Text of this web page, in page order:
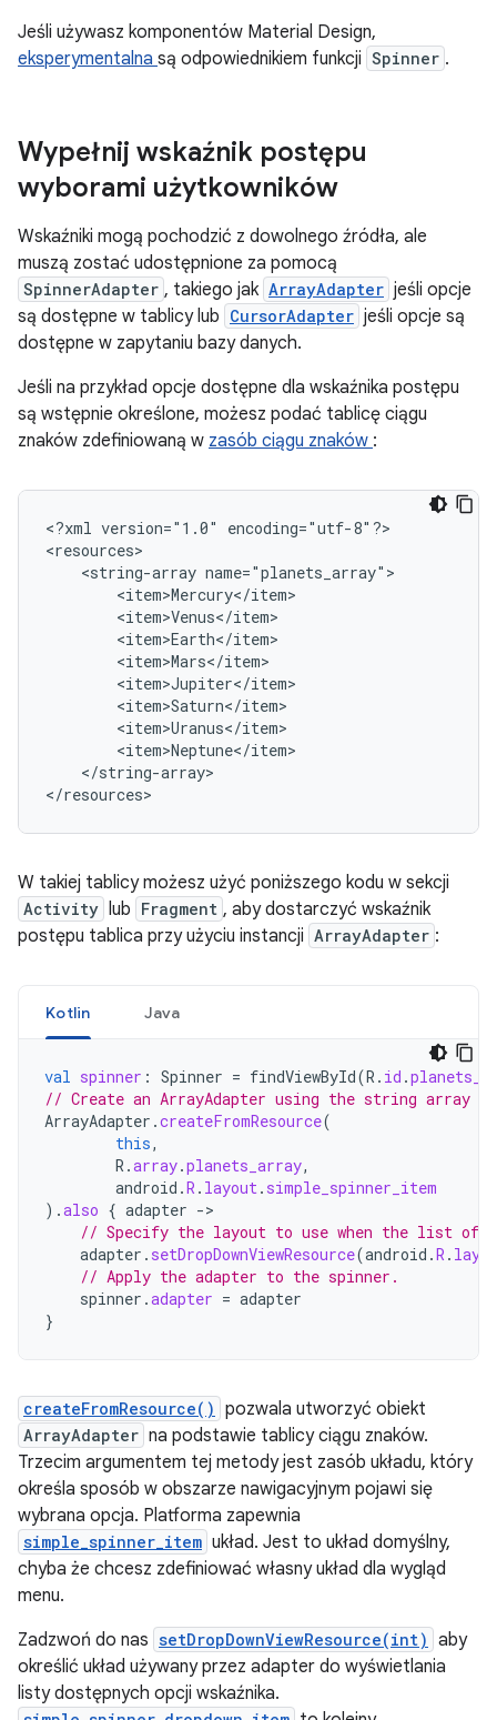
Jeśli używasz komponentów Material Design,
eksperymentalna są odpowiednikiem funkcji Spinner .
Wypełnij wskaźnik postępu
wyborami użytkowników
Wskaźniki mogą pochodzić z dowolnego źródła, ale
muszą zostać udostępnione za pomocą
SpinnerAdapter , takiego jak ArrayAdapter jeśli opcje
są dostępne w tablicy lub CursorAdapter jeśli opcje są
dostępne w zapytaniu bazy danych.
Jeśli na przykład opcje dostępne dla wskaźnika postępu
są wstępnie określone, możesz podać tablicę ciągu
znaków zdefiniowaną w zasób ciągu znaków :
<?xml version="1.0"
encoding="utf-8"?>
<string-array
</string-array>
</resources>
W takiej tablicy możesz użyć poniższego kodu w sekcji
Activity lub Fragment , aby dostarczyć wskaźnik
postępu tablica przy użyciu instancji ArrayAdapter :
Kotlin Java
val spinner : Spinner = findViewById(R . id .
// Create an ArrayAdapter using the string array
ArrayAdapter .createFromResource(
this,
R .array.planets_array,
android .R . layout. simple_spinner_item
).also { adapter -
// Specify the layout to use when the list of
adapter . setDropDownViewResource(android .R .
// Apply the adapter to the spinner.
spinner .adapter = adapter
}
createFromResource() pozwala utworzyć obiekt
ArrayAdapter na podstawie tablicy ciągu znaków.
Trzecim argumentem tej metody jest zasób układu, który
określa sposób w obszarze nawigacyjnym pojawi się
wybrana opcja. Platforma zapewnia
simple_spinner_item układ. Jest to układ domyślny,
chyba że chcesz zdefiniować własny układ dla wygląd
menu.
Zadzwoń do nas setDropDownViewResource(int) aby
określić układ używany przez adapter do wyświetlania
listy dostępnych opcji wskaźnika.